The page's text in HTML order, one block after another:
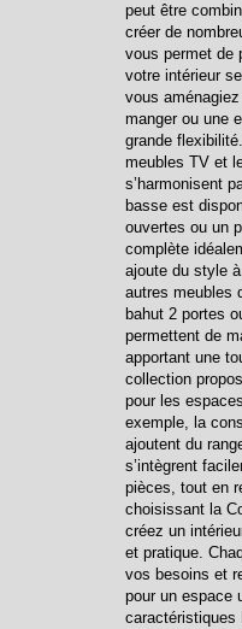
peut être
créer de
vous permet de
votre intérieur
vous
manger ou une
grande
meubles TV et
s’harmonisent
basse est
ouvertes ou un
complète
ajoute du style
autres meubles
bahut 2 portes
permettent de
apportant une
collection
pour les
exemple, la
ajoutent du
s’intègrent
pièces, tout en
choisissant la
créez un
et pratique.
vos besoins et
pour un espace
caractéristiques